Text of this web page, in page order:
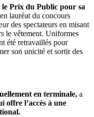
Prix du Public pour sa
lauréat du concours
des spectateurs en misant
le vêtement. Uniformes
été retravaillés pour
son unicité et sortir des
en terminale, a
offre l’accès à une